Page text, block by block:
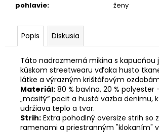
pohlavie: ženy
Popis Diskusia
Táto nadrozmerná mikina s kapucňou
kúskom streetwearu vďaka husto
látke a výrazným krištáľovým
Materiál: 80 % bavlna, 20 % polyester
„mäsitý“ pocit a hustá väzba denimu,
udržiava teplo a tvar.
Strih: Extra pohodlný oversize strih so
ramenami a priestranným "klokaním"